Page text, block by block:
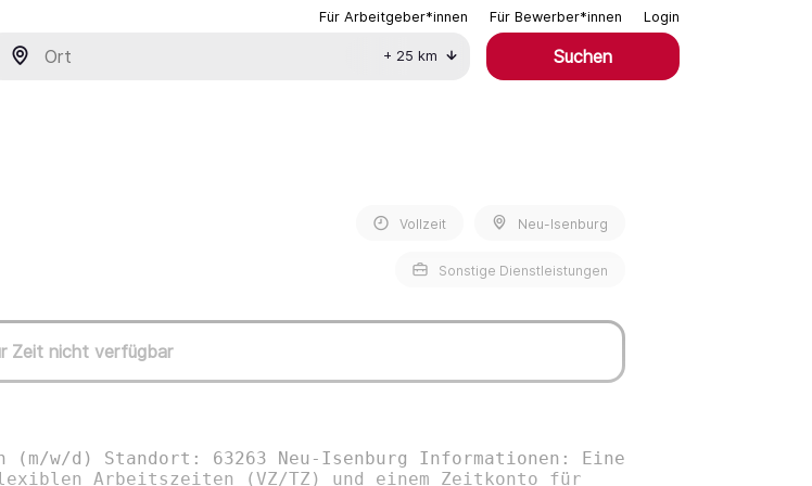
Für Arbeitgeber*innen Für Bewerber*innen Login
+ 25 km Suchen
Vollzeit Neu-Isenburg
Sonstige Dienstleistungen
Zeit nicht verfügbar
w/d) Standort: 63263 Neu-Isenburg Informationen: Eine
Arbeitszeiten (VZ/TZ) und einem Zeitkonto für